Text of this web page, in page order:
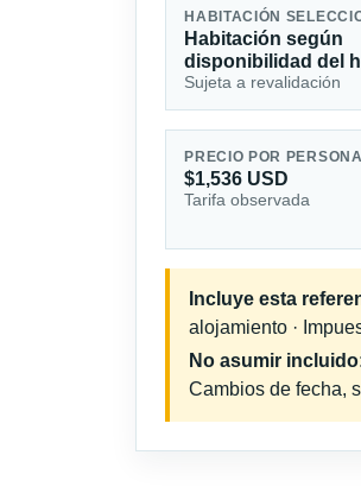
HABITACIÓN
Habitación según
disponibilidad del
Sujeta a revalidación
PRECIO POR PERSONA
$1,536 USD
Tarifa observada
Incluye esta
alojamiento ·
No asumir
Cambios de fecha,